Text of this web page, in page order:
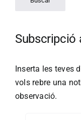
Subscripció
Inserta les teves
vols rebre una
observació.